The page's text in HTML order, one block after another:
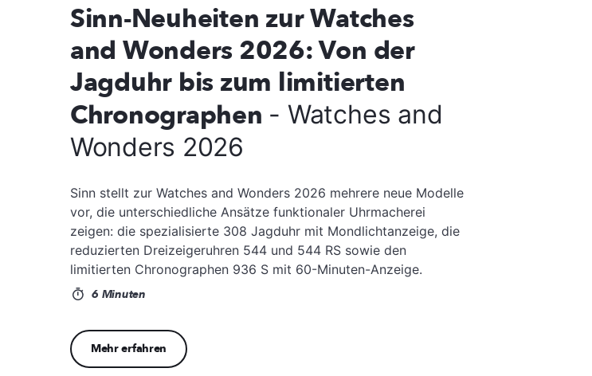
Sinn-Neuheiten zur Watches
and Wonders 2026: Von der
Jagduhr bis zum limitierten
Chronographen - Watches and
Wonders 2026
Sinn stellt zur Watches and Wonders 2026 mehrere neue Modelle
vor, die unterschiedliche Ansätze funktionaler Uhrmacherei
zeigen: die spezialisierte 308 Jagduhr mit Mondlichtanzeige, die
reduzierten Dreizeigeruhren 544 und 544 RS sowie den
limitierten Chronographen 936 S mit 60-Minuten-Anzeige.
6 Minuten
Mehr erfahren